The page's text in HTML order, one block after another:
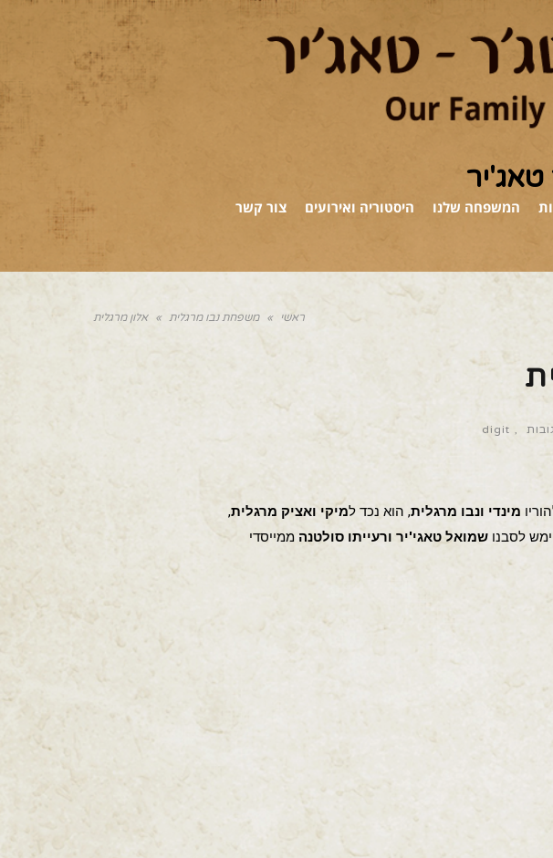
המשפחה שלנו היסטוריה ואירועים צור קשר
ראשי » משפחת נבו מרגלית » אלון מרגלית
digit
מינדי ונבו מרגלית, הוא נכד למיקי ואציק מרגלית,
לסבנו שמואל טאגי'יר ורעייתו סולטנה ממייסדי